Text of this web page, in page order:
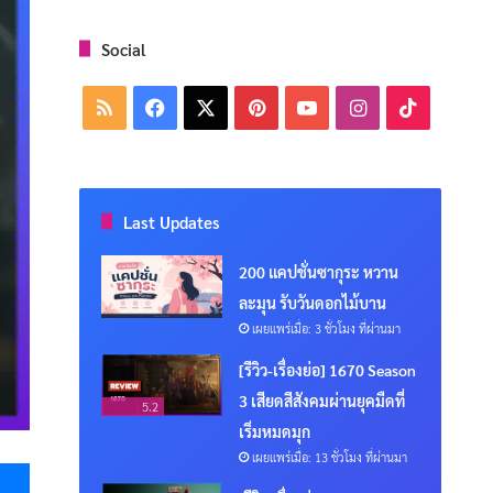
Messenger
Social
RSS Facebook PinterestYouTubeInstagram
Last Updates
200 แคปชั่นซากุระ หวาน
ละมุน รับวันดอกไม้บาน
เผยแพร่เมื่อ: 3 ชั่วโมง ที่ผ่านมา
5.2
[รีวิว-เรื่องย่อ] 1670 Season
3 เสียดสีสังคมผ่านยุคมืดที่
เริ่มหมดมุก
เผยแพร่เมื่อ: 13 ชั่วโมง ที่ผ่านมา